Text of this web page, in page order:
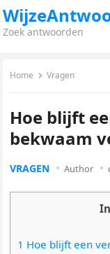
Zoek antwoorden
Home Vragen
Hoe blijft
bekwaam
VRAGEN Author
1 Hoe blijft een